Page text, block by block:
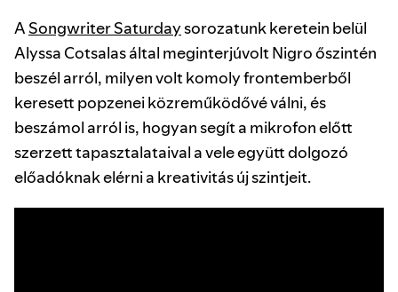
A Songwriter Saturdaysorozatunk keretein belül
Alyssa Cotsalas által meginterjúvolt Nigro őszintén
beszél arról, milyen volt komoly frontemberből
keresett popzenei közreműködővé válni, és
beszámol arról is, hogyan segít a mikrofon előtt
szerzett tapasztalataival a vele együtt dolgozó
előadóknak elérni a kreativitás új szintjeit.